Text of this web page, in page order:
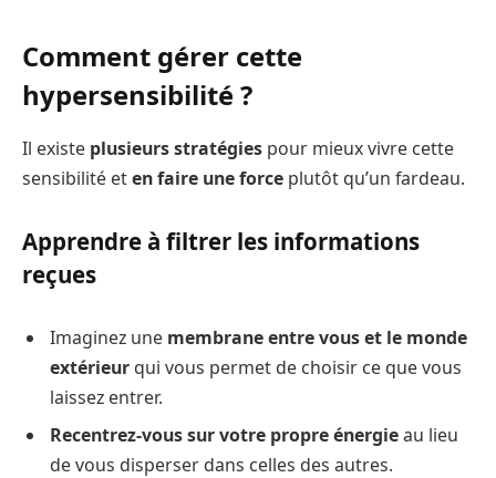
Comment gérer cette
hypersensibilité ?
Il existe plusieurs stratégies pour mieux vivre cette
sensibilité eten faire une force plutôt qu’un fardeau.
Apprendre à filtrer les informations
reçues
Imaginez une membrane entre vous et le monde
extérieur qui vous permet de choisir ce que vous
laissez entrer.
Recentrez-vous sur votre propre énergieau lieu
de vous disperser dans celles des autres.